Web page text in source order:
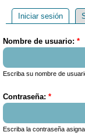
Iniciar sesión
Nombre de usuario: *
Escriba su nombre de
Contraseña: *
Escriba la contraseña